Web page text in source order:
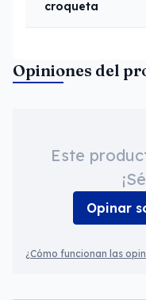
croqueta
Opiniones del
Este
Opinar
¿Cómo funcionan las